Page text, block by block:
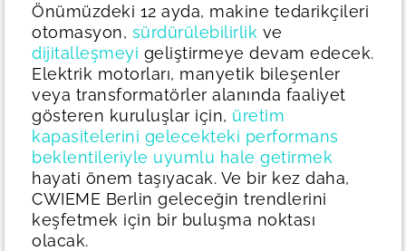
Önümüzdeki 12 ayda, makine tedarikçileri
otomasyon, sürdürülebilirlik ve
dijitalleşmeyi geliştirmeye devam edecek.
Elektrik motorları, manyetik bileşenler
veya transformatörler alanında faaliyet
gösteren kuruluşlar için, üretim
kapasitelerini gelecekteki performans
beklentileriyle uyumlu hale getirmek
hayati önem taşıyacak. Ve bir kez daha,
CWIEME Berlin geleceğin trendlerini
keşfetmek için bir buluşma noktası
olacak.